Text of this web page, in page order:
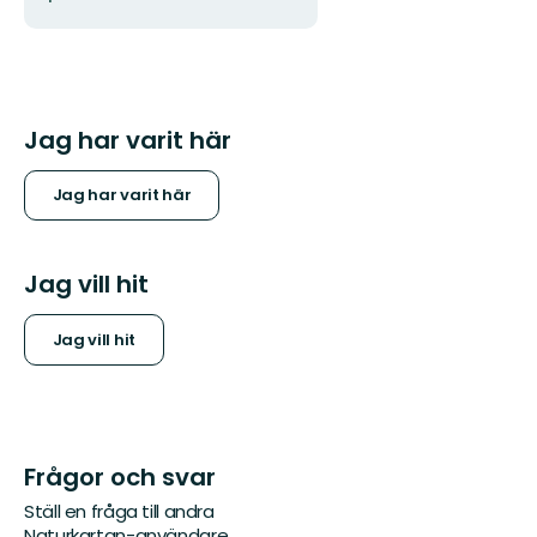
Jag har varit här
Jag har varit här
Jag vill hit
Jag vill hit
Frågor och svar
Ställ en fråga till andra